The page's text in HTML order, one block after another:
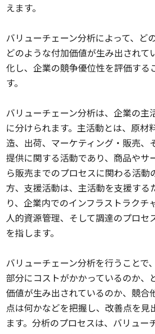
えます。
バリューチェーン分析によって、ど
どのような付加価値が生み出されて
化し、企業の競争優位性を評価する
す。
バリューチェーン分析は、企業の主
に分けられます。主活動とは、原材
造、出荷、マーケティング・販売、
提供に関する活動であり、商品やサ
ら販売までのプロセスに関わる活動
方、支援活動は、主活動を支援する
り、企業内でのインフラストラクチ
人的資源管理、そして調達のプロセ
を指します。
バリューチェーン分析を行うことで
部分にコストがかかっているのか、
価値が生み出されているのか、競合
点は何かなどを把握し、改善点を見
ます。分析のプロセスは、バリュー